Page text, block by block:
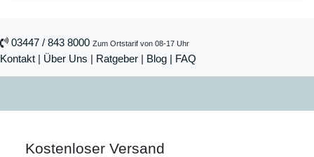
03447 / 843 8000 Zum Ortstarif von 08-17 Uhr
Kontakt | Über Uns | Ratgeber | Blog | FAQ
Kostenloser Versand